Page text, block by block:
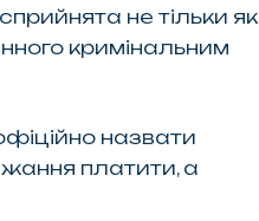
не тільки як
кримінальним
назвати
платити, а